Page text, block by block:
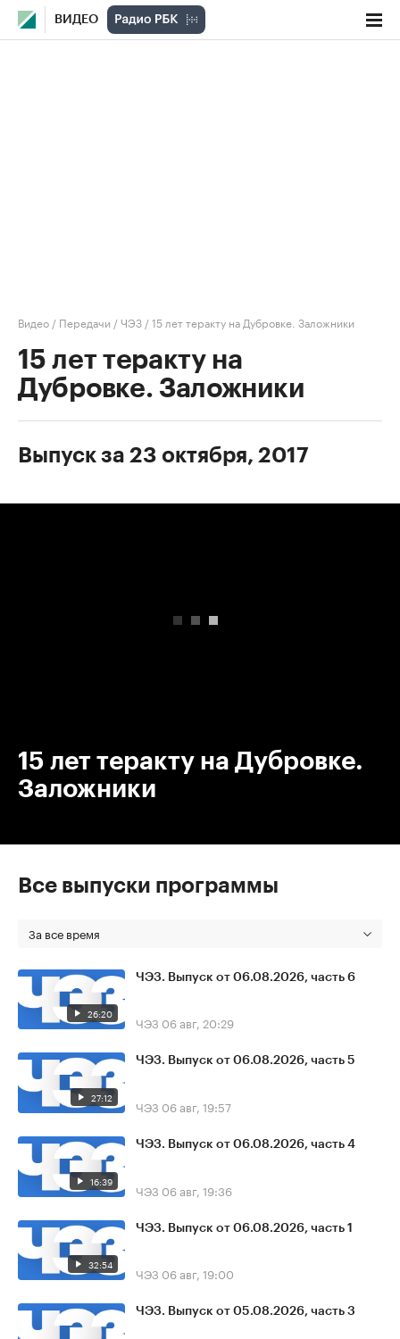
ВИДЕО
Видео / Передачи /ЧЭЗ /15 лет теракту на Дубровке. Заложники
15 лет теракту на
Дубровке. Заложники
Выпуск за 23 октября, 2017
15 лет теракту на Дубровке.
Заложники
Все выпуски программы
За все время
26:20
ЧЭЗ. Выпуск от 06.08.2026, часть 6
ЧЭЗ 06 авг, 20:29
27:12
ЧЭЗ. Выпуск от 06.08.2026, часть 5
ЧЭЗ 06 авг, 19:57
16:39
ЧЭЗ. Выпуск от 06.08.2026, часть 4
ЧЭЗ 06 авг, 19:36
32:54
ЧЭЗ. Выпуск от 06.08.2026, часть 1
ЧЭЗ 06 авг, 19:00
ЧЭЗ. Выпуск от 05.08.2026, часть 3